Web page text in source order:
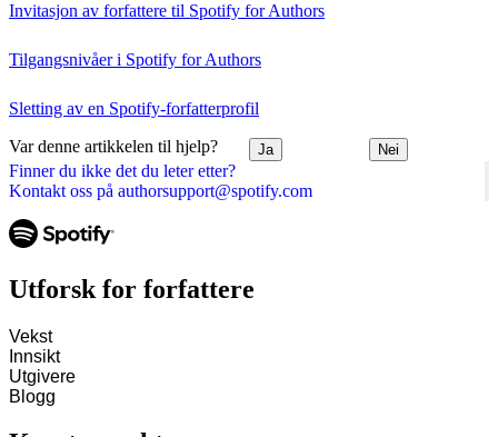
Finner du ikke det du leter etter?
Kontakt oss på authorsupport@spotify.com
Invitasjon av forfattere til Spotify for Authors
Tilgangsnivåer i Spotify for Authors
Sletting av en Spotify-forfatterprofil
Var denne artikkelen til hjelp? Ja Nei
Utforsk for forfattere
Vekst
Innsikt
Utgivere
Blogg